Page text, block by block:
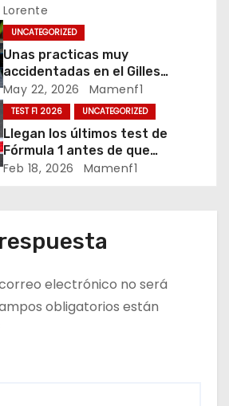
Lorente
UNCATEGORIZED
Unas practicas muy
accidentadas en el Gilles
Villeneuve deja a Fernando en
buena posición, ¿será real?… /
Crónica libes 1 GP Canadá
May 22, 2026 Mamenf1
TEST F1 2026 UNCATEGORIZED
Llegan los últimos test de
Fórmula 1 antes de que
comience la nueva temporada
Feb 18, 2026 Mamenf1
electrónico no será
obligatorios están